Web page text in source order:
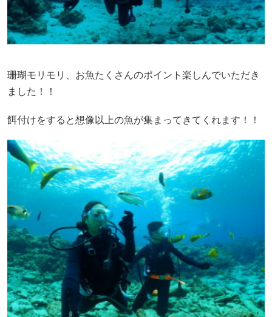
珊瑚モリモリ、お魚たくさんのポイント楽しんでいただき
ました！！
餌付けをすると想像以上の魚が集まってきてくれます！！